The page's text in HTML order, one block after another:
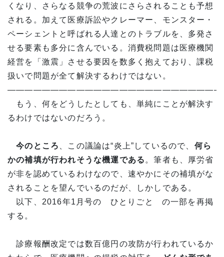
くなり、さらなる競争の荒波にさらされることも予想
される。加えて医療訴訟やクレーマー、モンスター・
ペーシェントと呼ばれる人達とのトラブルを、多発さ
せる要素も多分に含んでいる。消費税問題は医療機関
経営を「激震」させる要因を数多く抱えており、課税
扱いで問題が全て解決するわけではない。
もう、何をどうしたとしても、単純にことが解決す
るわけではないのだろう。
今のところ 、この議論は“炎上”しているので、 何ら
かの補填が行われそうな機運である 。筆者も、厚労省
が非を認めているわけなので、速やかにその補填がな
されることを望んでいるのだが、しかしである。
以下、2016年1月号の ひとりごと の一部を再掲
する。
診療報酬改定では数百億円の攻防が行われているか